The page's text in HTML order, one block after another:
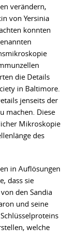
verändern,
von Yersinia
konnten
die Details
in Baltimore.
jenseits der
machen. Diese
Mikroskopie
des
in Auflösungen
dass sie
den Sandia
und seine
welche